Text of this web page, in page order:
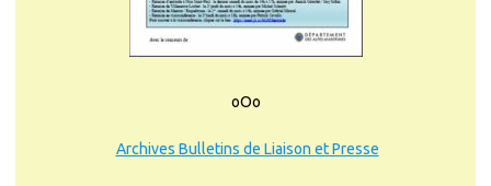
oOo
Archives Bulletins de Liaison et Presse